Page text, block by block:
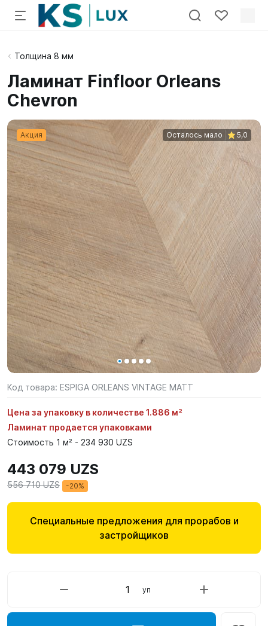
Толщина 8 мм
Ламинат Finfloor Orleans
Chevron
Акция Осталось мало 5,0
Код товара: ESPIGA ORLEANS VINTAGE MATT
Цена за упаковку в количестве 1.886 м²
Ламинат продается упаковками
Стоимость 1 м² - 234 930 UZS
443 079 UZS
556 710 UZS -20%
Специальные предложения для прорабов и
застройщиков
уп